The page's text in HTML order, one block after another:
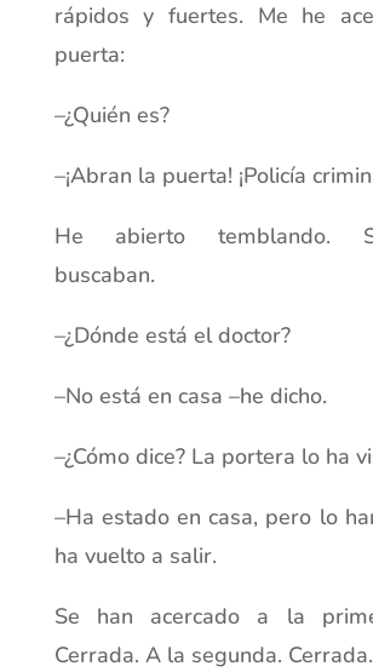
rápidos y fuertes. Me he
puerta:
–¿Quién es?
–¡Abran la puerta! ¡Policía
He abierto temblando.
buscaban.
–¿Dónde está el doctor?
–No está en casa –he dicho.
–¿Cómo dice? La portera lo ha
–Ha estado en casa, pero lo
ha vuelto a salir.
Se han acercado a la
Cerrada. A la segunda. Cerrada.